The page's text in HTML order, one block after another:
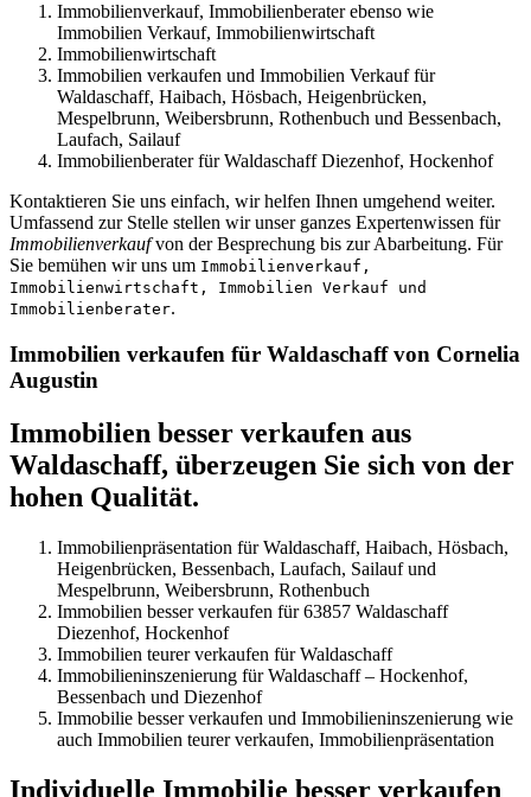
Immobilienverkauf, Immobilienberater ebenso wie
Immobilien Verkauf, Immobilienwirtschaft
Immobilienwirtschaft
Immobilien verkaufen und Immobilien Verkauf für
Waldaschaff, Haibach, Hösbach, Heigenbrücken,
Mespelbrunn, Weibersbrunn, Rothenbuch und Bessenbach,
Laufach, Sailauf
Immobilienberater für Waldaschaff Diezenhof, Hockenhof
Kontaktieren Sie uns einfach, wir helfen Ihnen umgehend weiter.
Umfassend zur Stelle stellen wir unser ganzes Expertenwissen für
Immobilienverkaufvon der Besprechung bis zur Abarbeitung. Für
Sie bemühen wir uns um Immobilienverkauf,
Immobilienwirtschaft, Immobilien Verkauf und
Immobilienberater.
Immobilien verkaufen für Waldaschaff von Cornelia
Augustin
Immobilien besser verkaufen aus
Waldaschaff, überzeugen Sie sich von der
hohen Qualität.
Immobilienpräsentation für Waldaschaff, Haibach, Hösbach,
Heigenbrücken, Bessenbach, Laufach, Sailauf und
Mespelbrunn, Weibersbrunn, Rothenbuch
Immobilien besser verkaufen für 63857 Waldaschaff
Diezenhof, Hockenhof
Immobilien teurer verkaufen für Waldaschaff
Immobilieninszenierung für Waldaschaff – Hockenhof,
Bessenbach und Diezenhof
Immobilie besser verkaufen und Immobilieninszenierung wie
auch Immobilien teurer verkaufen, Immobilienpräsentation
Individuelle Immobilie besser verkaufen